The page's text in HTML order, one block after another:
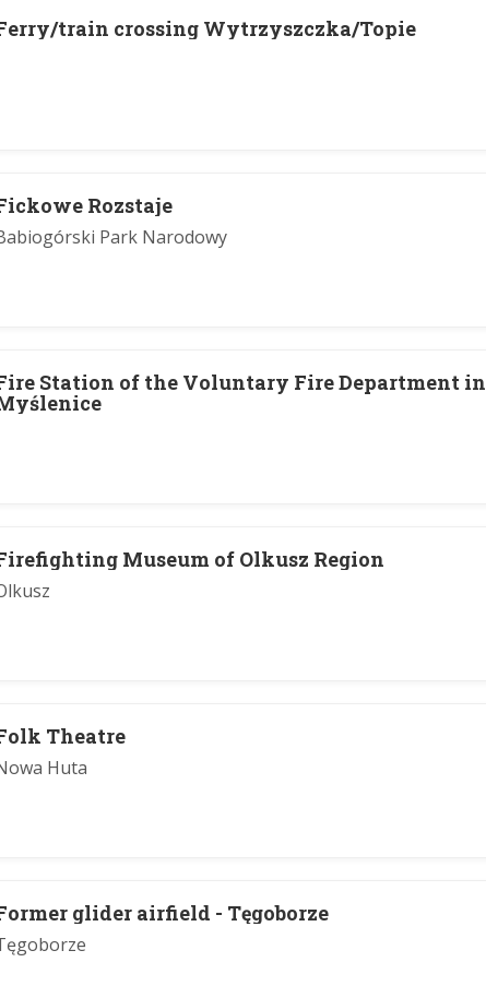
train crossing Wytrzyszczka/Topie
Rozstaje
Park Narodowy
Station of the Voluntary Fire Department in
Museum of Olkusz Region
Theatre
Huta
glider airfield - Tęgoborze